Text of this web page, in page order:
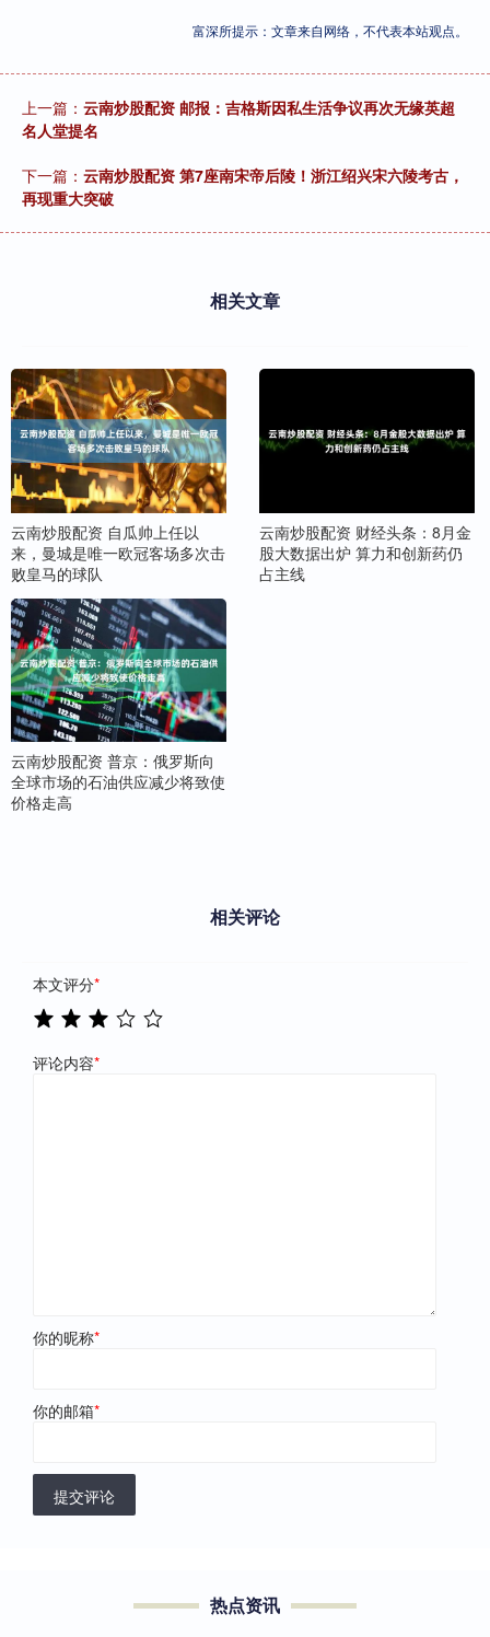
富深所提示：文章来自网络，不代表本站观点。
上一篇： 云南炒股配资 邮报：吉格斯因私生活争议再次无缘英超
名人堂提名
下一篇： 云南炒股配资 第7座南宋帝后陵！浙江绍兴宋六陵考古，
再现重大突破
相关文章
云南炒股配资 自瓜帅上任以
来，曼城是唯一欧冠客场多次击
败皇马的球队
云南炒股配资 财经头条：8月金
股大数据出炉 算力和创新药仍
占主线
云南炒股配资 普京：俄罗斯向
全球市场的石油供应减少将致使
价格走高
相关评论
本文评分*
评论内容*
你的昵称*
你的邮箱*
提交评论
热点资讯